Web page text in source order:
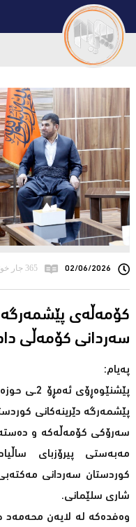
02/06/2026 365 جار خوێنراوەتەوە
كۆمەڵەی پێشمەرگە
سەردانی كۆمەڵی
پەیام:
پێشمەرگە دێرینەكانی
سەرۆكی كۆمەڵەكه‌ و
مەبەستی پیرۆزبای
كوردستان سەردانی
شاری سلێمانی.
وەفده‌كه‌ لە لایەن محەمەد